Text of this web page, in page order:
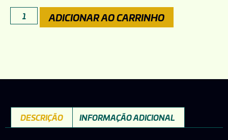
ADICIONAR AO CARRINHO
DESCRIÇÃO INFORMAÇÃO ADICIONAL